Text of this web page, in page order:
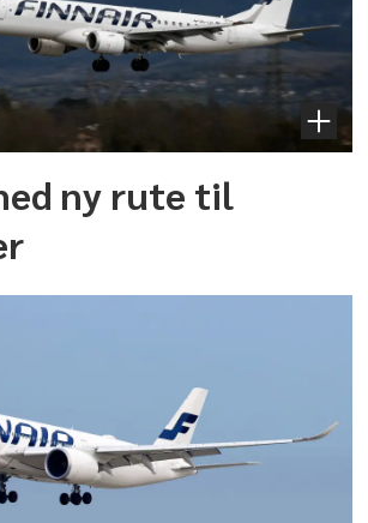
ny rute til